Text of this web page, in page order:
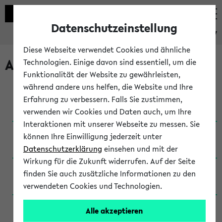
eKVV
Archivierte Studiengänge
Anglistik: British and American Studies / B.A.
(Einschreibung bis WiSe 16/17)
Anglistik: British and American Studies / B.A.
(Einschreibung bis SoSe 2015)
Anglistik: British and American Studies / B.A.
(Einschreibung bis SoSe 2013)
Anglistik: British and American Studies / Ba
(Einschreibung bis SoSe 2011)
Datenschutzeinstellung
Diese Webseite verwendet Cookies und ähnliche
Technologien. Einige davon sind essentiell, um die
Funktionalität der Website zu gewährleisten,
während andere uns helfen, die Website und Ihre
Erfahrung zu verbessern. Falls Sie zustimmen,
verwenden wir Cookies und Daten auch, um Ihre
Interaktionen mit unserer Webseite zu messen. Sie
können Ihre Einwilligung jederzeit unter
Datenschutzerklärung einsehen und mit der
Wirkung für die Zukunft widerrufen. Auf der Seite
finden Sie auch zusätzliche Informationen zu den
verwendeten Cookies und Technologien.
Alle akzeptieren